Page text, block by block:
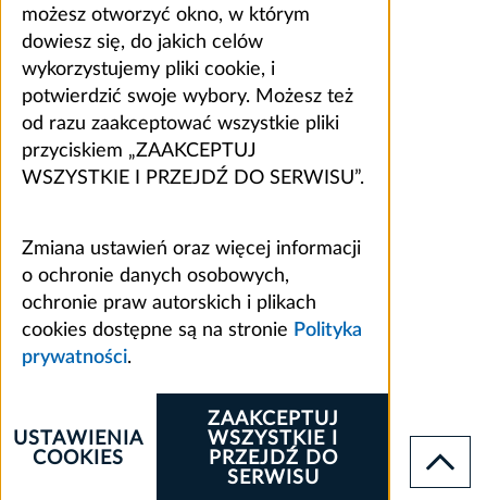
możesz otworzyć okno, w którym
dowiesz się, do jakich celów
wykorzystujemy pliki cookie, i
potwierdzić swoje wybory. Możesz też
od razu zaakceptować wszystkie pliki
przyciskiem „ZAAKCEPTUJ
WSZYSTKIE I PRZEJDŹ DO SERWISU”.
Zmiana ustawień oraz więcej informacji
o ochronie danych osobowych,
ochronie praw autorskich i plikach
cookies dostępne są na stronie Polityka
prywatności.
ZAAKCEPTUJ
WSZYSTKIE I
PRZEJDŹ DO
SERWISU
USTAWIENIA
COOKIES